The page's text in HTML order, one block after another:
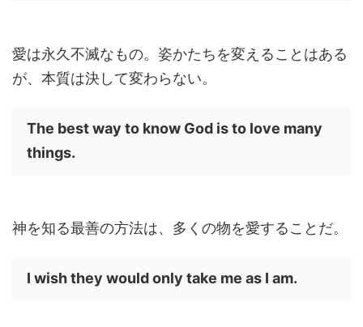
愛は永久不滅なもの。姿かたちを変えることはある
が、本質は決して変わらない。
The best way to know God is to love many
things.
神を知る最善の方法は、多くの物を愛することだ。
I wish they would only take me as I am.